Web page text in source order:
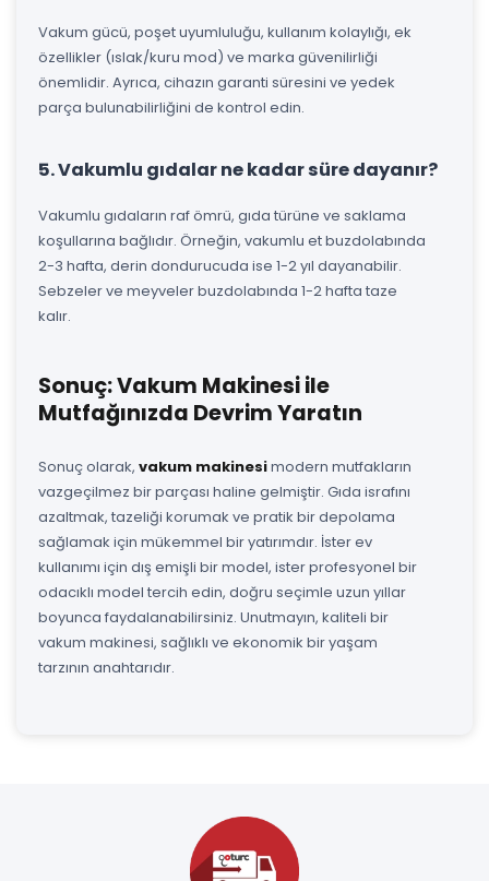
Vakum gücü, poşet uyumluluğu, kullanım kolaylığı, ek
özellikler (ıslak/kuru mod) ve marka güvenilirliği
önemlidir. Ayrıca, cihazın garanti süresini ve yedek
parça bulunabilirliğini de kontrol edin.
5. Vakumlu gıdalar ne kadar süre dayanır?
Vakumlu gıdaların raf ömrü, gıda türüne ve saklama
koşullarına bağlıdır. Örneğin, vakumlu et buzdolabında
2-3 hafta, derin dondurucuda ise 1-2 yıl dayanabilir.
Sebzeler ve meyveler buzdolabında 1-2 hafta taze
kalır.
Sonuç: Vakum Makinesi ile
Mutfağınızda Devrim Yaratın
Sonuç olarak, vakum makinesimodern mutfakların
vazgeçilmez bir parçası haline gelmiştir. Gıda israfını
azaltmak, tazeliği korumak ve pratik bir depolama
sağlamak için mükemmel bir yatırımdır. İster ev
kullanımı için dış emişli bir model, ister profesyonel bir
odacıklı model tercih edin, doğru seçimle uzun yıllar
boyunca faydalanabilirsiniz. Unutmayın, kaliteli bir
vakum makinesi, sağlıklı ve ekonomik bir yaşam
tarzının anahtarıdır.